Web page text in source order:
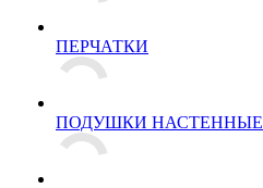
ПЕРЧАТКИ
ПОДУШКИ НАСТЕННЫЕ